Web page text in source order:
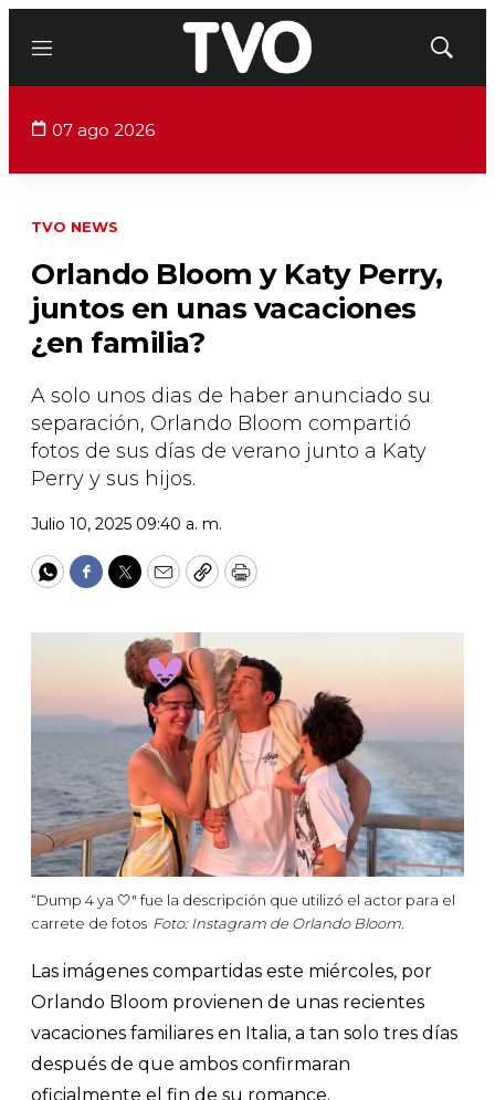
Menú
Mostrar
07 ago 2026
TVO NEWS
Orlando Bloom y Katy Perry,
juntos en unas vacaciones
¿en familia?
A solo unos dias de haber anunciado su
separación, Orlando Bloom compartió
fotos de sus días de verano junto a Katy
Perry y sus hijos.
Julio 10, 2025 09:40 a. m.
WhatsApp
Facebook
Twitter
EmailCopyPrint
“Dump 4 ya 🤍" fue la descripción que utilizó el actor para el
carrete de fotos Foto: Instagram de Orlando Bloom.
Las imágenes compartidas este miércoles, por
Orlando Bloom provienen de unas recientes
vacaciones familiares en Italia, a tan solo tres días
después de que ambos confirmaran
oficialmente el fin de su romance.